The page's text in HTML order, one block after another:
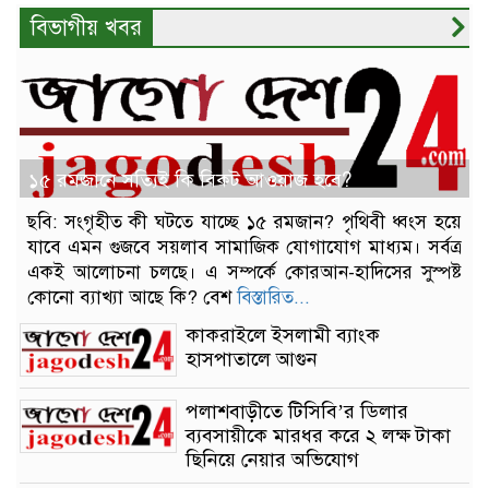
বিভাগীয় খবর
১৫ রমজানে সত্যিই কি বিকট আওয়াজ হবে?
ছবি: সংগৃহীত কী ঘটতে যাচ্ছে ১৫ রমজান? পৃথিবী ধ্বংস হয়ে
যাবে এমন গুজবে সয়লাব সামাজিক যোগাযোগ মাধ্যম। সর্বত্র
একই আলোচনা চলছে। এ সম্পর্কে কোরআন-হাদিসের সুস্পষ্ট
কোনো ব্যাখ্যা আছে কি? বেশবিস্তারিত...
কাকরাইলে ইসলামী ব্যাংক
হাসপাতালে আগুন
পলাশবাড়ীতে টিসিবি’র ডিলার
ব্যবসায়ীকে মারধর করে ২ লক্ষ টাকা
ছিনিয়ে নেয়ার অভিযোগ